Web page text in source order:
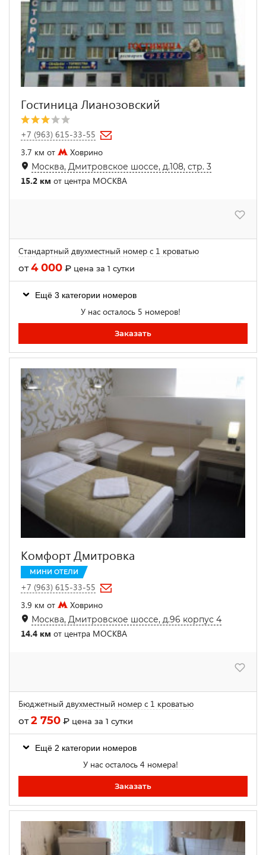
Гостиница Лианозовский
+7 (963) 615-33-55
3.7 км от
Ховрино
Москва, Дмитровское шоссе, д.108, стр. 3
15.2 км от центра МОСКВА
Стандартный двухместный номер с 1 кроватью
от4 000 ₽ цена за 1 сутки
Ещё 3 категории номеров
У нас осталось 5 номеров!
Заказать
Комфорт Дмитровка
МИНИ ОТЕЛИ
+7 (963) 615-33-55
3.9 км от
Ховрино
Москва, Дмитровское шоссе, д.96 корпус 4
14.4 км от центра МОСКВА
Бюджетный двухместный номер с 1 кроватью
от2 750 ₽ цена за 1 сутки
Ещё 2 категории номеров
У нас осталось 4 номера!
Заказать